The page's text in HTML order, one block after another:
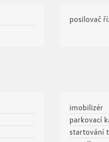
posilovač
imobilizér
parkovací
startování